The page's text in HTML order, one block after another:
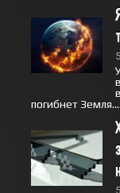
погибнет Земля....